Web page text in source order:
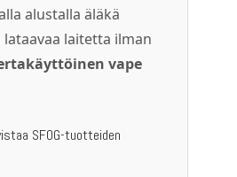
alustalla äläkä
lataavaa laitetta ilman
vape
SFOG-tuotteiden